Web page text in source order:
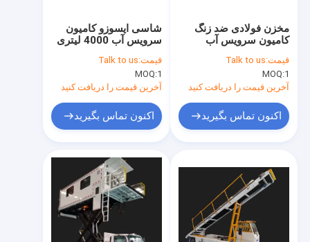
تور کارخانه
کنترل کیفیت
با ما تماس بگیرید
درخواست نقل قول
اتوبوس پیشخوان فرودگاه
شاسی ایسوزو کامیون
سرویس آب 4000 لیتری
قیمت:Talk to us
MOQ:1
آخرین قیمت را دریافت کنید
اکنون تماس بگیرید
مخزن فولادی ضد زنگ
کامیون سرویس آب
قیمت:Talk to us
MOQ:1
آخرین قیمت را دریافت کنید
اکنون تماس بگیرید